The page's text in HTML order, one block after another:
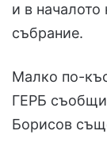
и в началото
събрание.
Малко по-
ГЕРБ
Борисов